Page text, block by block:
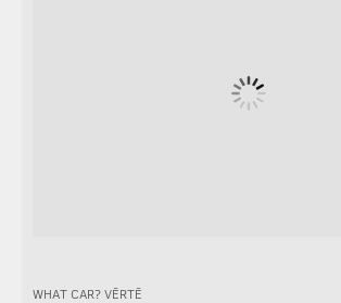
WHAT CAR? VĒRTĒ